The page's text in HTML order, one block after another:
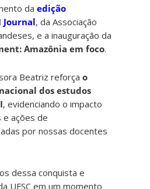
daedição
Journal, da Associação
e a inauguração da
Amazônia em foco.
Beatriz reforçao
dos estudos
, evidenciando o impacto
e ações de
por nossas docentes
dessa conquista e
UFSC em um momento